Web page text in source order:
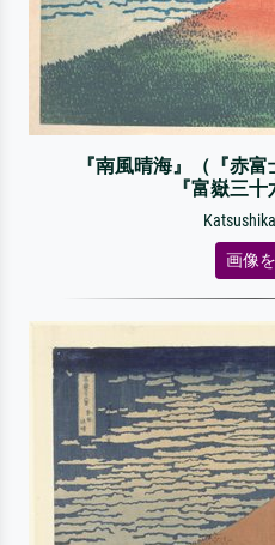
『南風晴海』（『赤
『富嶽三
画像